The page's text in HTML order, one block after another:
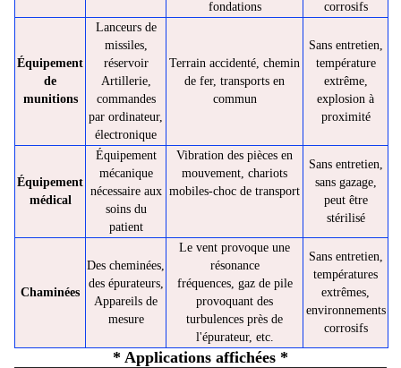
fondations corrosifs
Équipement
de
munitions
Lanceurs de
missiles,
réservoir
Artillerie,
commandes
par ordinateur,
électronique
Terrain accidenté, chemin
de fer, transports en
commun
Sans entretien,
température
extrême,
explosion à
proximité
Équipement
médical
Équipement
mécanique
nécessaire aux
soins du
patient
Vibration des pièces en
mouvement, chariots
mobiles-choc de transport
Sans entretien,
sans gazage,
peut être
stérilisé
Chaminées
Des cheminées,
des épurateurs,
Appareils de
mesure
Le vent provoque une
résonance
fréquences, gaz de pile
provoquant des
turbulences près de
l'épurateur, etc.
Sans entretien,
températures
extrêmes,
environnements
corrosifs
* Applications affichées *